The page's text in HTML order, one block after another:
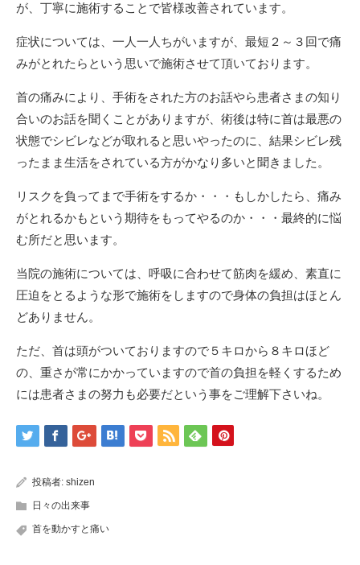
が、丁寧に施術することで皆様改善されています。
症状については、一人一人ちがいますが、最短２～３回で痛
みがとれたらという思いで施術させて頂いております。
首の痛みにより、手術をされた方のお話やら患者さまの知り
合いのお話を聞くことがありますが、術後は特に首は最悪の
状態でシビレなどが取れると思いやったのに、結果シビレ残
ったまま生活をされている方がかなり多いと聞きました。
リスクを負ってまで手術をするか・・・もしかしたら、痛み
がとれるかもという期待をもってやるのか・・・最終的に悩
む所だと思います。
当院の施術については、呼吸に合わせて筋肉を緩め、素直に
圧迫をとるような形で施術をしますので身体の負担はほとん
どありません。
ただ、首は頭がついておりますので５キロから８キロほど
の、重さが常にかかっていますので首の負担を軽くするため
には患者さまの努力も必要だという事をご理解下さいね。
投稿者: shizen
日々の出来事
首を動かすと痛い